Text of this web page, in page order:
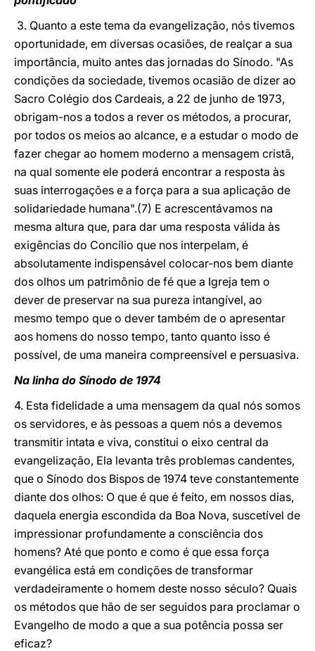
3. Quanto a este tema da evangelização, nós tivemos
oportunidade, em diversas ocasiões, de realçar a sua
importância, muito antes das jornadas do Sínodo. "As
condições da sociedade, tivemos ocasião de dizer ao
Sacro Colégio dos Cardeais, a 22 de junho de 1973,
obrigam-nos a todos a rever os métodos, a procurar,
por todos os meios ao alcance, e a estudar o modo de
fazer chegar ao homem moderno a mensagem cristã,
na qual somente ele poderá encontrar a resposta às
suas interrogações e a força para a sua aplicação de
solidariedade humana".(7) E acrescentávamos na
mesma altura que, para dar uma resposta válida às
exigências do Concílio que nos interpelam, é
absolutamente indispensável colocar-nos bem diante
dos olhos um patrimônio de fé que a Igreja tem o
dever de preservar na sua pureza intangível, ao
mesmo tempo que o dever também de o apresentar
aos homens do nosso tempo, tanto quanto isso é
possível, de uma maneira compreensível e persuasiva.
Na linha do Sínodo de 1974
4. Esta fidelidade a uma mensagem da qual nós somos
os servidores, e às pessoas a quem nós a devemos
transmitir intata e viva, constitui o eixo central da
evangelização, Ela levanta três problemas candentes,
que o Sínodo dos Bispos de 1974 teve constantemente
diante dos olhos: O que é que é feito, em nossos dias,
daquela energia escondida da Boa Nova, suscetível de
impressionar profundamente a consciência dos
homens? Até que ponto e como é que essa força
evangélica está em condições de transformar
verdadeiramente o homem deste nosso século? Quais
os métodos que hão de ser seguidos para proclamar o
Evangelho de modo a que a sua potência possa ser
eficaz?